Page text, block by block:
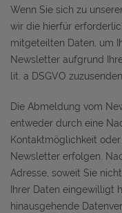
Wenn Sie sich zu
wir die hierfür
mitgeteilten Daten, um
Newsletter aufgrund
lit. a DSGVO
Die Abmeldung vom
entweder durch eine
Kontaktmöglichkeit
Newsletter erfolgen.
Adresse, soweit Sie
Ihrer Daten eingewilligt
hinausgehende